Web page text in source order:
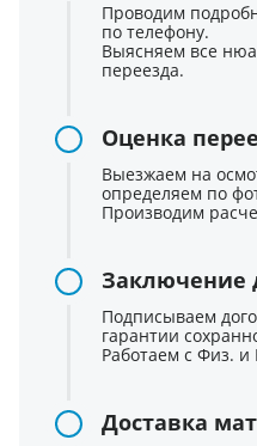
Проводим
по телефону.
Выясняем все
переезда.
Оценка
Выезжаем на
определяем по
Производим
Заключение
Подписываем
гарантии
Работаем с Физ.
Доставка